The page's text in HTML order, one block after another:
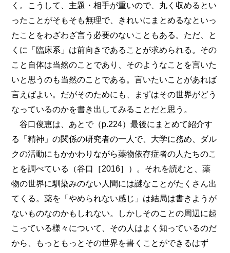
く。こうして、主題・相手が重いので、丸く収めるとい
ったことがそもそも無理で、きれいにまとめるなといっ
たことをわざわざ言う必要のないこともある。ただ、と
くに「臨床系」は前向きであることが求められる。その
こと自体は当然のことであり、そのようなことを言いた
いと思うのも当然のことである。言いたいことがあれば
言えばよい。だがそのためにも、まずはその世界がどう
なっているのかを書き出してみることだと思う。
谷口俊恵は、あとで（p.224）最後にまとめて紹介す
る「精神」の関係の研究者の一人で、大学に務め、ダル
クの活動にもかかわりながら薬物依存症者の人たちのこ
とを調べている（谷口［2016］）。それを読むと、薬
物の世界に馴染みのない人間には謎なことがたくさん出
てくる。薬を「やめられない感じ」は結局は書きようが
ないものなのかもしれない。しかしそのことの周辺に起
こっている様々について、その人はよく知っているのだ
から、もっともっとその世界を書くことができるはず